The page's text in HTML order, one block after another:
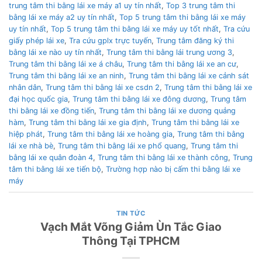
trung tâm thi bằng lái xe máy a1 uy tín nhất, Top 3 trung tâm thi
bằng lái xe máy a2 uy tín nhất, Top 5 trung tâm thi bằng lái xe máy
uy tín nhất, Top 5 trung tâm thi bằng lái xe máy uy tốt nhất, Tra cứu
giấy phép lái xe, Tra cứu gplx trực tuyến, Trung tâm đăng ký thi
bằng lái xe nào uy tín nhất, Trung tâm thi bằng lái trung ương 3,
Trung tâm thi bằng lái xe á châu, Trung tâm thi bằng lái xe an cư,
Trung tâm thi bằng lái xe an ninh, Trung tâm thi bằng lái xe cảnh sát
nhân dân, Trung tâm thi bằng lái xe csdn 2, Trung tâm thi bằng lái xe
đại học quốc gia, Trung tâm thi bằng lái xe đông dương, Trung tâm
thi bằng lái xe đồng tiến, Trung tâm thi bằng lái xe dương quảng
hàm, Trung tâm thi bằng lái xe gia định, Trung tâm thi bằng lái xe
hiệp phát, Trung tâm thi bằng lái xe hoàng gia, Trung tâm thi bằng
lái xe nhà bè, Trung tâm thi bằng lái xe phổ quang, Trung tâm thi
bằng lái xe quân đoàn 4, Trung tâm thi bằng lái xe thành công, Trung
tâm thi bằng lái xe tiến bộ, Trường hợp nào bị cấm thi bằng lái xe
máy
TIN TỨC
Vạch Mắt Võng Giảm Ùn Tắc Giao
Thông Tại TPHCM